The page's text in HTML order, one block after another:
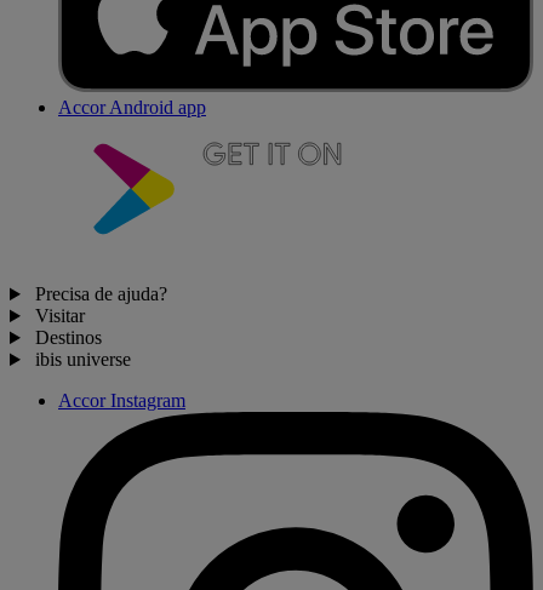
Accor Android app
Precisa de ajuda?
Visitar
Destinos
ibis universe
Accor Instagram